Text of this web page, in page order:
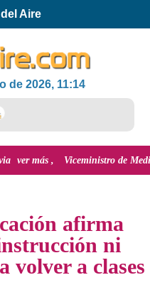
Aire
de 2026, 11:14
Viceministro de Medio
afirma
ni
volver a clases